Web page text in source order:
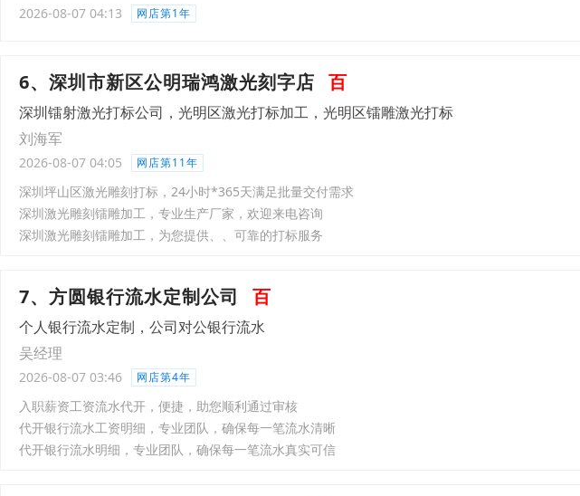
2026-08-07 04:13 网店第1年
6、深圳市新区公明瑞鸿激光刻字店 百
深圳镭射激光打标公司，光明区激光打标加工，光明区镭雕激光打标
刘海军
2026-08-07 04:05 网店第11年
深圳坪山区激光雕刻打标，24小时*365天满足批量交付需求
深圳激光雕刻镭雕加工，专业生产厂家，欢迎来电咨询
深圳激光雕刻镭雕加工，为您提供、、可靠的打标服务
7、方圆银行流水定制公司 百
个人银行流水定制，公司对公银行流水
吴经理
2026-08-07 03:46 网店第4年
入职薪资工资流水代开，便捷，助您顺利通过审核
代开银行流水工资明细，专业团队，确保每一笔流水清晰
代开银行流水明细，专业团队，确保每一笔流水真实可信